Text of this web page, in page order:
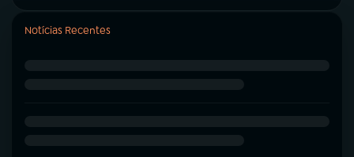
Notícias Recentes